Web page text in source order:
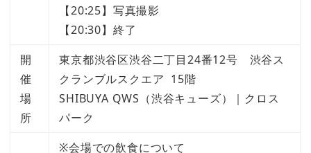
【20:25】写真撮影
【20:30】終了
開
催
場
所
東京都渋谷区渋谷二丁目24番12号 渋谷ス
クランブルスクエア 15階
SHIBUYA QWS（渋谷キューズ）｜クロス
パーク
※会場での飲食について